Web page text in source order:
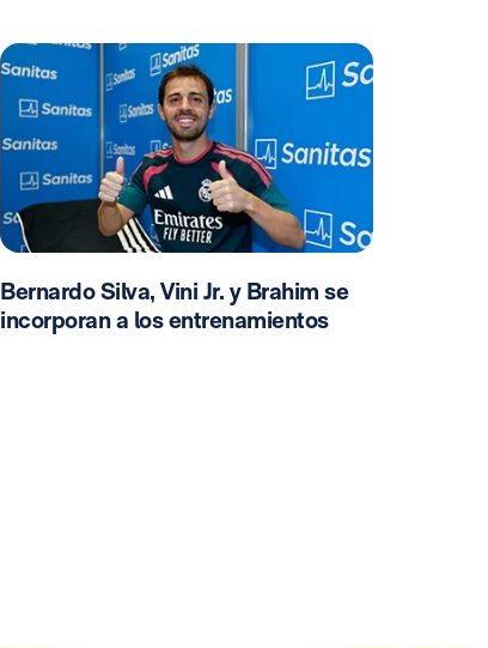
Bernardo Silva, Vini Jr. y Brahim se
incorporan a los entrenamientos